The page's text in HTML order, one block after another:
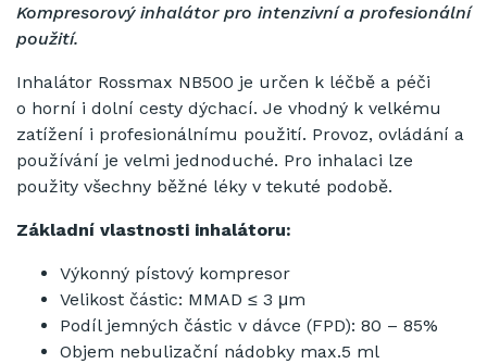
Kompresorový inhalátor pro intenzivní a profesionální
použití.
Inhalátor Rossmax NB500 je určen k léčbě a péči
o horní i dolní cesty dýchací. Je vhodný k velkému
zatížení i profesionálnímu použití. Provoz, ovládání a
používání je velmi jednoduché. Pro inhalaci lze
použity všechny běžné léky v tekuté podobě.
Základní vlastnosti inhalátoru:
Výkonný pístový kompresor
Velikost částic: MMAD ≤ 3 μm
Podíl jemných částic v dávce (FPD): 80 – 85%
Objem nebulizační nádobky max.5 ml